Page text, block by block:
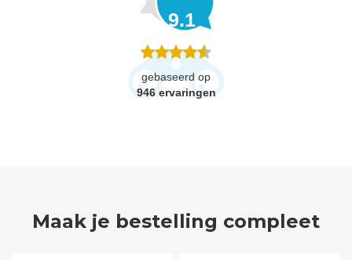
9.1
gebaseerd op
946 ervaringen
Maak je bestelling compleet